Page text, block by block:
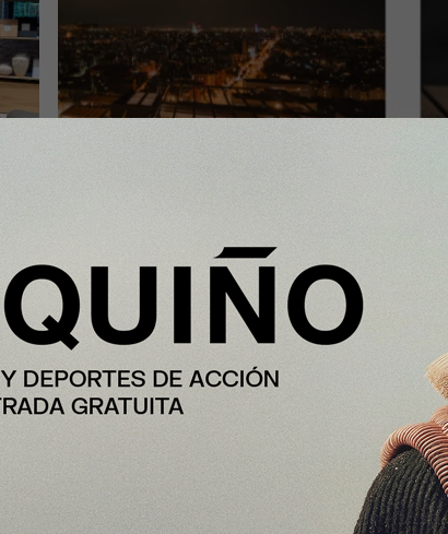
Mango colabora con Theker para
desarrollar proyectos de
en su centro logístico